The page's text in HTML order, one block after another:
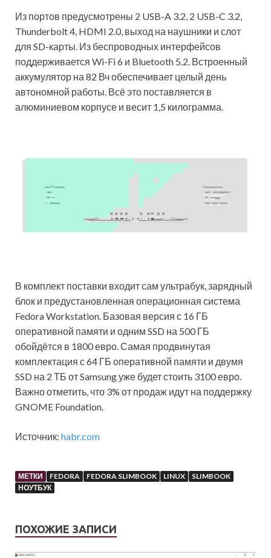
Из портов предусмотрены 2 USB-A 3.2, 2 USB-C 3.2,
Thunderbolt 4, HDMI 2.0, выход на наушники и слот
для SD-карты. Из беспроводных интерфейсов
поддерживается Wi-Fi 6 и Bluetooth 5.2. Встроенный
аккумулятор на 82 Вч обеспечивает целый день
автономной работы. Всё это поставляется в
алюминиевом корпусе и весит 1,5 килограмма.
В комплект поставки входит сам ультрабук, зарядный
блок и предустановленная операционная система
Fedora Workstation. Базовая версия с 16 ГБ
оперативной памяти и одним SSD на 500 ГБ
обойдётся в 1800 евро. Самая продвинутая
комплектация с 64 ГБ оперативной памяти и двумя
SSD на 2 ТБ от Samsung уже будет стоить 3100 евро.
Важно отметить, что 3% от продаж идут на поддержку
GNOME Foundation.
Источник: habr.com
МЕТКИ FEDORA FEDORA SLIMBOOK LINUX
SLIMBOOK
НОУТБУК
ПОХОЖИЕ ЗАПИСИ